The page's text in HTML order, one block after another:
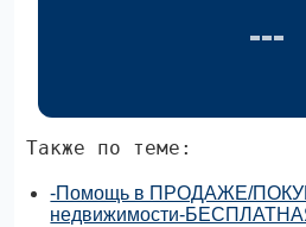
Также по теме:
-Помощь в ПРОДАЖЕ/
недвижимости-